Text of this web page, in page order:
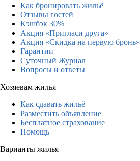
Как бронировать жильё
Отзывы гостей
Кэшбэк 30%
Акция «Пригласи друга»
Акция «Скидка на первую бронь»
Гарантии
Суточный Журнал
Вопросы и ответы
Хозяевам жилья
Как сдавать жильё
Разместить объявление
Бесплатное страхование
Помощь
Варианты жилья